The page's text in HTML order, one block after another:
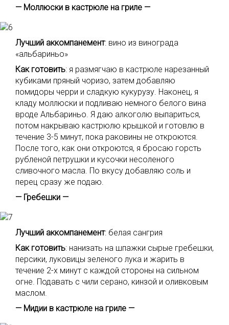
— Моллюски в кастрюле на гриле —
Лучший аккомпанемент: вино из винограда
«альбариньо»
Как готовить: я размягчаю в кастрюле нарезанный
кубиками пряный чоризо, затем добавляю
помидоры черри и сладкую кукурузу. Наконец, я
кладу моллюски и подливаю немного белого вина
вроде Альбариньо. Я даю алкоголю выпариться,
потом накрываю кастрюлю крышкой и готовлю в
течение 3-5 минут, пока раковины не откроются.
После того, как они откроются, я бросаю горсть
рубленой петрушки и кусочки несоленого
сливочного масла. По вкусу добавляю соль и
перец сразу же подаю.
— Гребешки —
Лучший аккомпанемент: белая сангрия
Как готовить: нанизать на шпажки сырые гребешки,
персики, луковицы зеленого лука и жарить в
течение 2-х минут с каждой стороны на сильном
огне. Подавать с чили серано, кинзой и оливковым
маслом.
— Мидии в кастрюле на гриле —